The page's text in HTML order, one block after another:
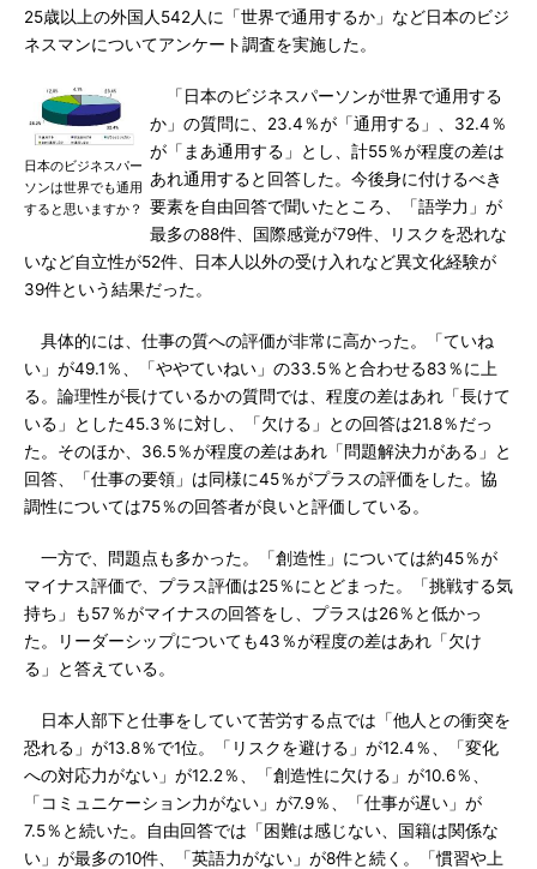
25歳以上の外国人542人に「世界で通用するか」など日本のビジ
ネスマンについてアンケート調査を実施した。
日本のビジネスパー
ソンは世界でも通用
すると思いますか？
「日本のビジネスパーソンが世界で通用する
か」の質問に、23.4％が「通用する」、32.4％
が「まあ通用する」とし、計55％が程度の差は
あれ通用すると回答した。今後身に付けるべき
要素を自由回答で聞いたところ、「語学力」が
最多の88件、国際感覚が79件、リスクを恐れな
いなど自立性が52件、日本人以外の受け入れなど異文化経験が
39件という結果だった。
具体的には、仕事の質への評価が非常に高かった。「ていね
い」が49.1％、「ややていねい」の33.5％と合わせる83％に上
る。論理性が長けているかの質問では、程度の差はあれ「長けて
いる」とした45.3％に対し、「欠ける」との回答は21.8％だっ
た。そのほか、36.5％が程度の差はあれ「問題解決力がある」と
回答、「仕事の要領」は同様に45％がプラスの評価をした。協
調性については75％の回答者が良いと評価している。
一方で、問題点も多かった。「創造性」については約45％が
マイナス評価で、プラス評価は25％にとどまった。「挑戦する気
持ち」も57％がマイナスの回答をし、プラスは26％と低かっ
た。リーダーシップについても43％が程度の差はあれ「欠け
る」と答えている。
日本人部下と仕事をしていて苦労する点では「他人との衝突を
恐れる」が13.8％で1位。「リスクを避ける」が12.4％、「変化
への対応力がない」が12.2％、「創造性に欠ける」が10.6％、
「コミュニケーション力がない」が7.9％、「仕事が遅い」が
7.5％と続いた。自由回答では「困難は感じない、国籍は関係な
い」が最多の10件、「英語力がない」が8件と続く。「慣習や上